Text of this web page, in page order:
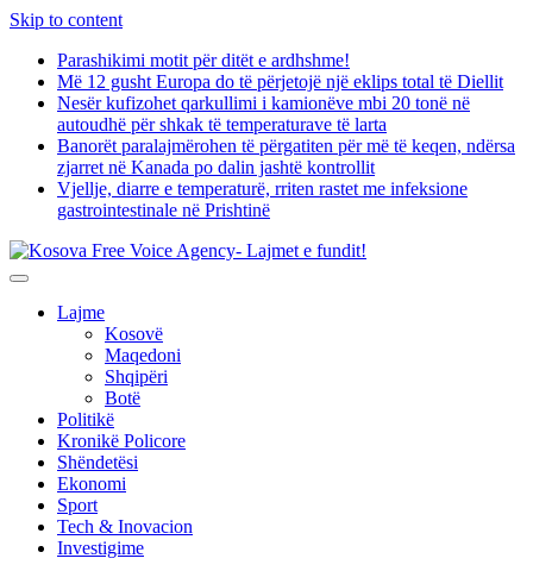
Skip to content
Parashikimi motit për ditët e ardhshme!
Më 12 gusht Europa do të përjetojë një eklips total të Diellit
Nesër kufizohet qarkullimi i kamionëve mbi 20 tonë në
autoudhë për shkak të temperaturave të larta
Banorët paralajmërohen të përgatiten për më të keqen, ndërsa
zjarret në Kanada po dalin jashtë kontrollit
Vjellje, diarre e temperaturë, rriten rastet me infeksione
gastrointestinale në Prishtinë
Lajme
Kosovë
Maqedoni
Shqipëri
Botë
Politikë
Kronikë Policore
Shëndetësi
Ekonomi
Sport
Tech & Inovacion
Investigime